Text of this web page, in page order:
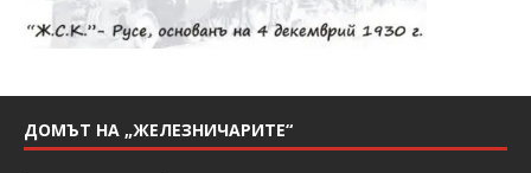
ДОМЪТ НА „ЖЕЛЕЗНИЧАРИТЕ“